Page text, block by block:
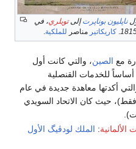
ناپليون بوناپرتإلىتويلري، في
كاريكاتير مناصر للملكية
مع الصين، والتي كانت أول
أساساً للخدمات القنصلية
أكدتها معاهدة جديدة في عام
فقط)، حيث كان الاتحاد السويدي
: الملك لودڤيگ الأول